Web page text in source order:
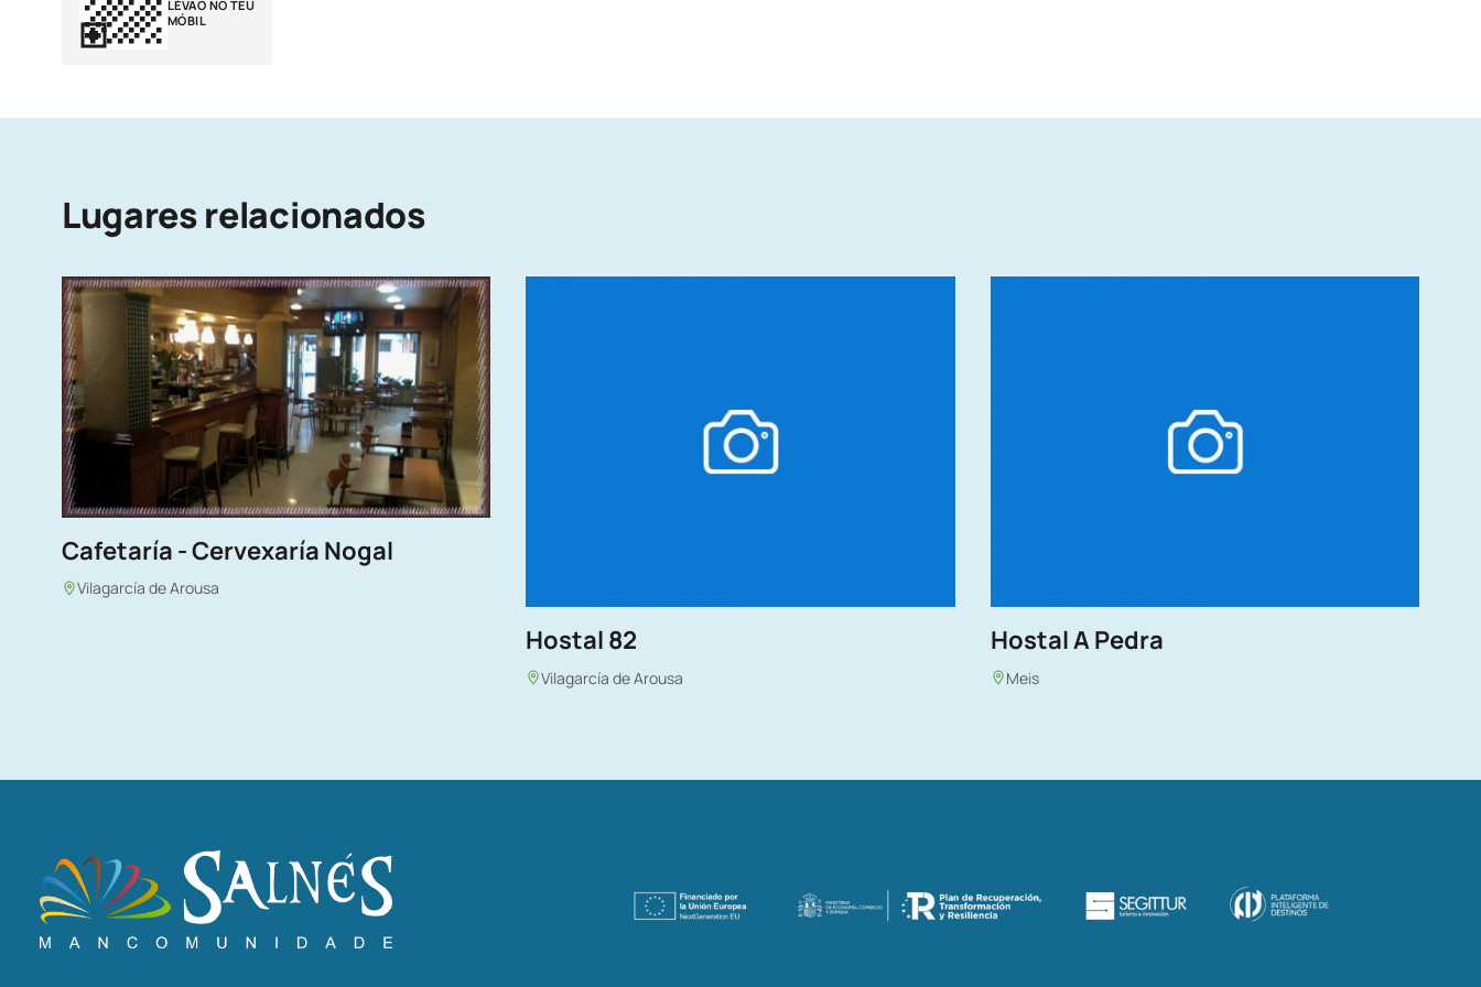
LÉVAO NO TEU
MÓBIL
Lugares relacionados
Cafetaría - Cervexaría Nogal
Vilagarcía de Arousa
Hostal 82
Vilagarcía de Arousa
Hostal A Pedra
Meis